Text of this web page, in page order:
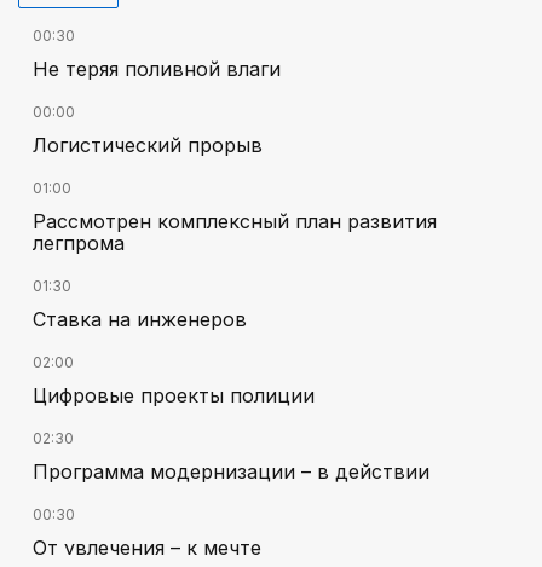
00:30
Не теряя поливной влаги
00:00
Логистический прорыв
01:00
Рассмотрен комплексный план развития
легпрома
01:30
Ставка на инженеров
02:00
Цифровые проекты полиции
02:30
Программа модернизации – в действии
00:30
От увлечения – к мечте